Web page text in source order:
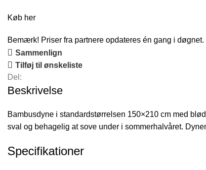
1.600 kr..1.000 kr..
Køb her
Bemærk! Priser fra partnere opdateres én gang i døgnet.
Sammenlign
Tilføj til ønskeliste
Del:
Beskrivelse
Bambusdyne i standardstørrelsen 150×210 cm med
sval og behagelig at sove under i sommerhalvåret.
Specifikationer